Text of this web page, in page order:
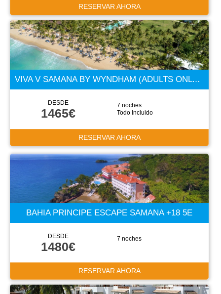
RESERVAR AHORA
VIVA V SAMANA BY WYNDHAM (ADULTS ONLY +18) 5 ESTRELLAS
DESDE
1465€
7 noches
Todo Incluido
RESERVAR AHORA
BAHIA PRINCIPE ESCAPE SAMANA +18 5E
DESDE
1480€
7 noches
RESERVAR AHORA